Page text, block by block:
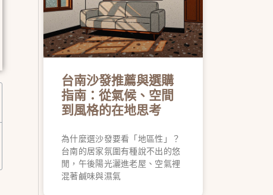
台南沙發推薦與選購
指南：從氣候、空間
到風格的在地思考
為什麼選沙發要看「地區性」？
台南的居家氛圍有種說不出的悠
閒，午後陽光灑進老屋、空氣裡
混著鹹味與濕氣